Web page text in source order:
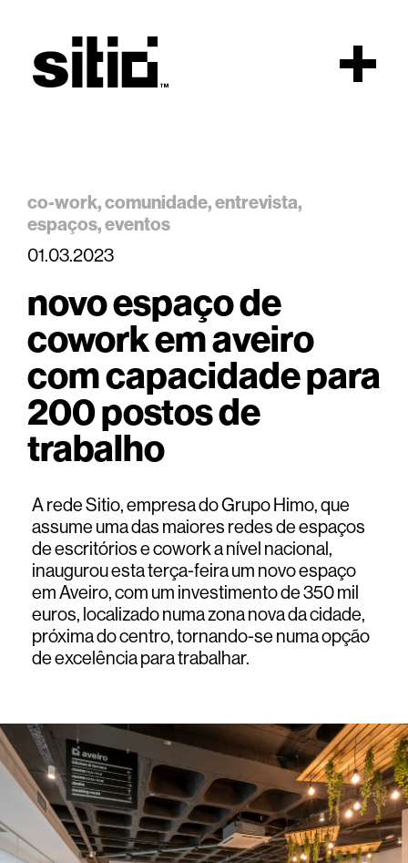
sitio
co-work comunidade entrevista
espaços eventos
01.03.2023
novo espaço de
cowork em aveiro
com capacidade para
200 postos de
trabalho
A rede Sitio, empresa do Grupo Himo, que
assume uma das maiores redes de espaços
de escritórios e cowork a nível nacional,
inaugurou esta terça-feira um novo espaço
em Aveiro, com um investimento de 350 mil
euros, localizado numa zona nova da cidade,
próxima do centro, tornando-se numa opção
de excelência para trabalhar.